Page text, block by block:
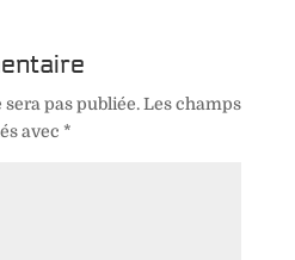
pas publiée. Les champs
avec *